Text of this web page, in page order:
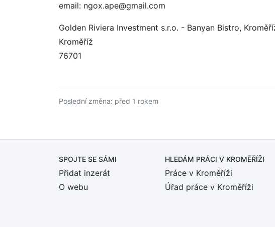
email: ngox.ape@gmail.com
Golden Riviera Investment s.r.o. - Banyan Bistro,
Kroměříž
76701
Poslední změna: před 1 rokem
SPOJTE SE SÁMI
Přidat inzerát
O webu
HLEDÁM PRÁCI V KROMĚŘÍŽI
Práce v Kroměříži
Úřad práce v Kroměříži